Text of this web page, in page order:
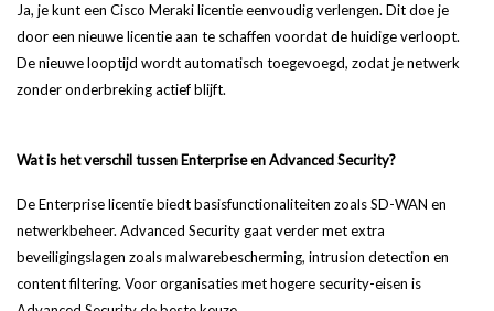
Ja, je kunt een Cisco Meraki licentie eenvoudig verlengen. Dit doe je
door een nieuwe licentie aan te schaffen voordat de huidige verloopt.
De nieuwe looptijd wordt automatisch toegevoegd, zodat je netwerk
zonder onderbreking actief blijft.
Wat is het verschil tussen Enterprise en Advanced Security?
De Enterprise licentie biedt basisfunctionaliteiten zoals SD-WAN en
netwerkbeheer. Advanced Security gaat verder met extra
beveiligingslagen zoals malwarebescherming, intrusion detection en
content filtering. Voor organisaties met hogere security-eisen is